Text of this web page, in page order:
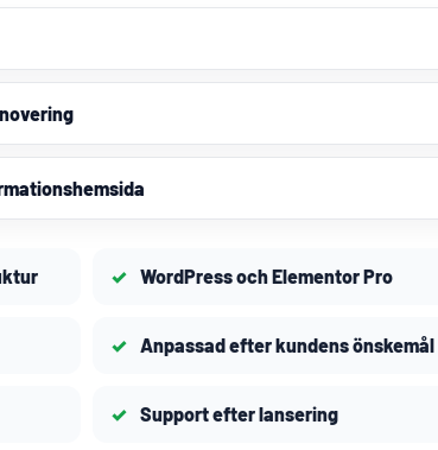
WordPress och Elementor Pro
Anpassad efter kundens önskemål
Support efter lansering